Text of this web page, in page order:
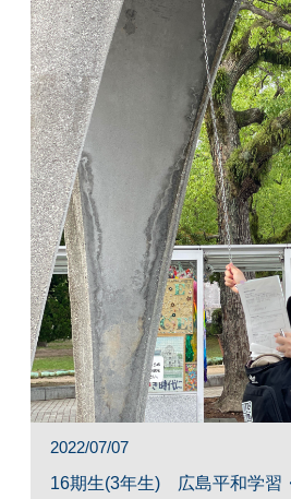
2022/07/07
16期生(3年生) 広島平和学習